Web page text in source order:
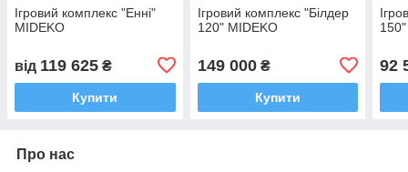
Ігровий комплекс "Енні"
MIDEKO
від 119 625 ₴
Купити
Ігровий комплекс "Білдер
120" MIDEKO
149 000₴
Купити
92
Про нас